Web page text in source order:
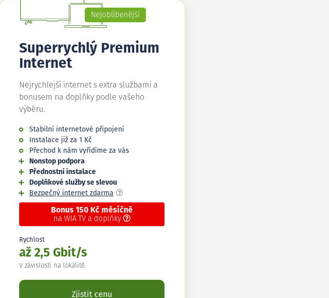
Nejoblíbenější
Superrychlý Premium
Internet
Nejrychlejší internet s extra službami a
bonusem na doplňky podle vašeho
výběru.
Stabilní internetové připojení
Instalace již za 1 Kč
Přechod k nám vyřídíme za vás
Nonstop podpora
Přednostní instalace
Doplňkové služby se slevou
Bezpečný internet zdarma
Bonus 150 Kč měsíčně
na WIA TV a doplňky
Rychlost
až 2,5 Gbit/s
V závislosti na lokalitě.
Zjistit cenu